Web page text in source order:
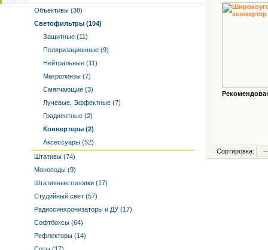
Объективы (38)
Светофильтры (104)
Защитные (11)
Поляризационные (9)
Нейтральные (11)
Макролинзы (7)
Смягчающие (3)
Лучевые, Эффектные (7)
Градиентные (2)
Конвертеры (2)
Аксессуары (52)
Штативы (74)
Моноподы (9)
Штативные головки (17)
Студийный свет (57)
Радиосинхронизаторы и ДУ (17)
Софтбоксы (64)
Рефлекторы (14)
Сортировка: